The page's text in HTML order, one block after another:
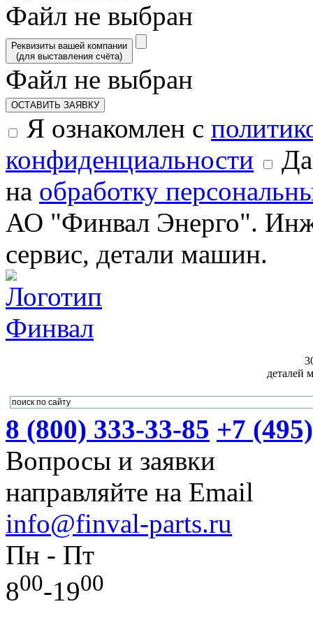
Файл не выбран
Реквизиты вашей компании
(для выставления счёта)
Файл не выбран
ОСТАВИТЬ ЗАЯВКУ
Я ознакомлен с
конфиденциальности
на обработку
АО "Финвал Энерго".
сервис, детали машин.
деталей
8 (800) 333-33-85 +7
Вопросы и заявки
направляйте на Email
info@finval-parts.ru
Пн - Пт
800-1900